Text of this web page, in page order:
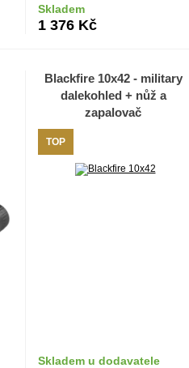
Skladem
1 376 Kč
Blackfire 10x42 - military
dalekohled + nůž a
zapalovač
TOP
Skladem u dodavatele